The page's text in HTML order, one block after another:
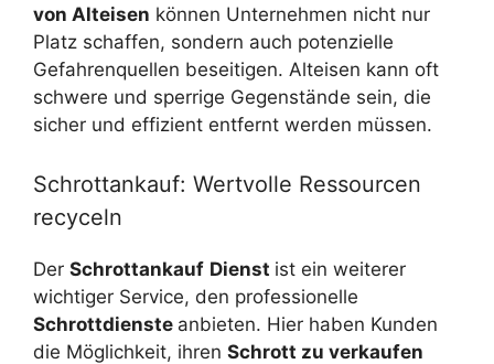
von Alteisen können Unternehmen nicht nur
Platz schaffen, sondern auch potenzielle
Gefahrenquellen beseitigen. Alteisen kann oft
schwere und sperrige Gegenstände sein, die
sicher und effizient entfernt werden müssen.
Schrottankauf: Wertvolle Ressourcen
recyceln
Der Schrottankauf Dienst ist ein weiterer
wichtiger Service, den professionelle
Schrottdienste anbieten. Hier haben Kunden
die Möglichkeit, ihren Schrott zu verkaufen